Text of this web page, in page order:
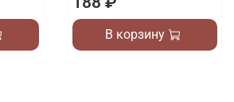
В корзину